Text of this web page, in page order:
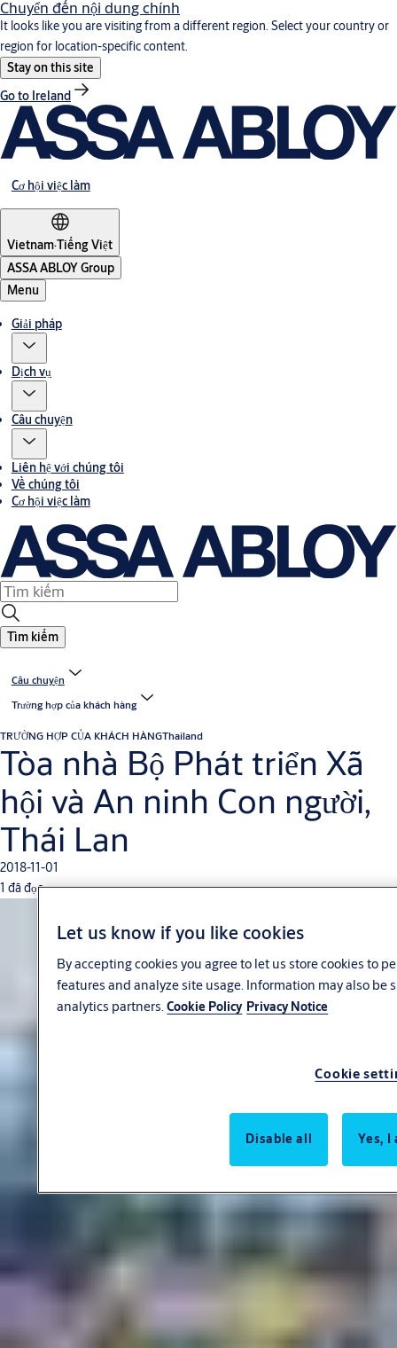
Chuyển đến nội dung chính
It looks like you are visiting from a different region. Select your country or
region for location-specific content.
Stay on this site
Go to Ireland
Cơ hội việc làm
Vietnam·Tiếng Việt
ASSA ABLOY Group
Menu
Giải pháp
Dịch vụ
Câu chuyện
Liên hệ với chúng tôi
Về chúng tôi
Cơ hội việc làm
Tìm kiếm
Câu chuyện
Trường hợp của khách hàng
TRƯỜNG HỢP CỦA KHÁCH HÀNGThailand
Tòa nhà Bộ Phát triển Xã
hội và An ninh Con người,
Thái Lan
2018-11-01
1 đã đọc
Let us know if you like cookies
By accepting cookies you agree to let us store cookies to
features and analyze site usage. Information may also
analytics partners.Cookie Policy Privacy Notice
Cookie
Disable all Yes, I